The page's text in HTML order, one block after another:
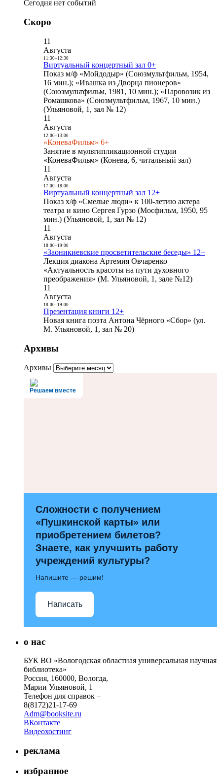
Сегодня нет событий
Скоро
11
Августа
11:30- 12:30
Виртуальный концертный зал 0+
Показ м/ф «Мойдодыр» (Союзмультфильм, 1954,
16 мин.); «Ивашка из Дворца пионеров»
(Союзмультфильм, 1981, 10 мин.); «Паровозик из
Ромашкова» (Союзмультфильм, 1967, 10 мин.)
(Ульяновой, 1, зал № 12)
11
Августа
12:00- 13:00
«КоневаФильм» 6+
Занятие в мультипликационной студии
«КоневаФильм» (Конева, 6, читальный зал)
11
Августа
17:00- 18:00
Виртуальный концертный зал 12+
Показ х/ф «Смелые люди» к 100-летию актера
театра и кино Сергея Гурзо (Мосфильм, 1950, 95
мин.) (Ульяновой, 1, зал № 12)
11
Августа
18:00- 19:00
«Заоникиевские просветительские беседы» 12+
Лекция диакона Артемия Овчаренко
«Актуальность красоты на пути духовного
преображения» (М. Ульяновой, 1, зале №12)
11
Августа
18:00- 19:00
Презентация книги 12+
Новая книга поэта Антона Чёрного «Сбор» (ул.
М. Ульяновой, 1, зал № 20)
Архивы
Архивы
Решаем вместе
Сложности с получением
«Пушкинской карты» или
приобретением билетов?
Знаете, как улучшить работу
учреждений культуры?
Напишите — решим!
Написать
о нас
БУК ВО «Вологодская областная универсальная научная
библиотека»
Россия, 160000, Вологда,
Марии Ульяновой, 1
Телефон для справок –
8(8172)21-17-69
Adm@booksite.ru
ВКонтакте
Видеохостинг
реклама
избранное